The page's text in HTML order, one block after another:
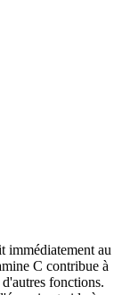
immédiatement au
C contribue à
fonctions.